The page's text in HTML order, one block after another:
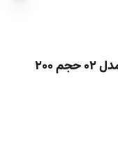
اسپری ضد جوش مای سری سبوفارما مدل 02 حجم 200